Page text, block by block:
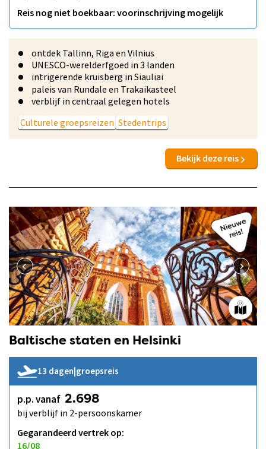
Reis nog niet boekbaar: voorinschrijving mogelijk
ontdek Tallinn, Riga en Vilnius
UNESCO-werelderfgoed in 3 landen
intrigerende kruisberg in Siauliai
paleis van Rundale en Trakaikasteel
verblijf in centraal gelegen hotels
Culturele groepsreizen Stedentrips
Bekijk deze reis
Baltische staten en Helsinki
13 dagen groepsreis
p.p. vanaf 2.698
bij verblijf in 2-persoonskamer
Gegarandeerd vertrek op:
16/08